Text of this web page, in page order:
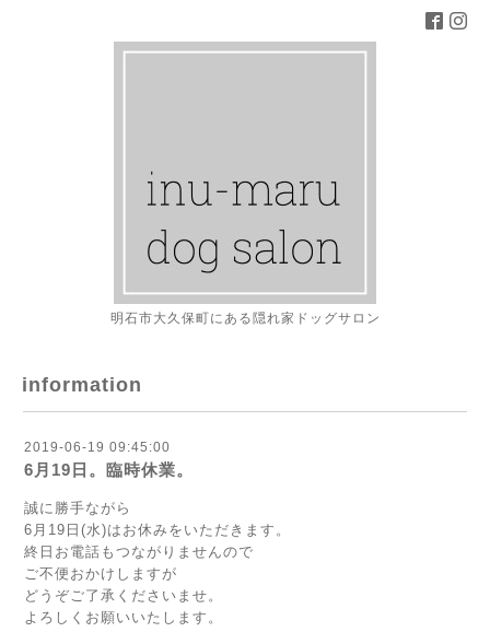
明石市大久保町にある隠れ家ドッグサロン
information
2019-06-19 09:45:00
6月19日。臨時休業。
誠に勝手ながら
6月19日(水)はお休みをいただきます。
終日お電話もつながりませんので
ご不便おかけしますが
どうぞご了承くださいませ。
よろしくお願いいたします。